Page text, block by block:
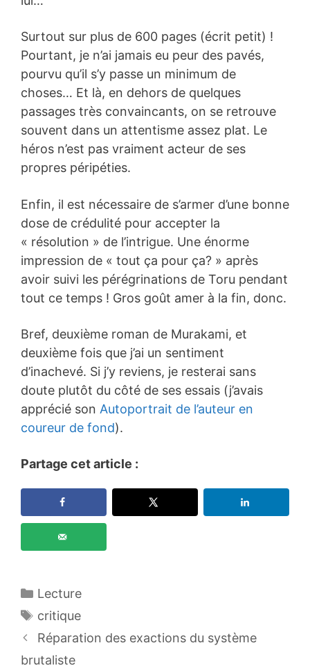
Surtout sur plus de 600 pages (écrit petit) !
Pourtant, je n’ai jamais eu peur des pavés,
pourvu qu’il s’y passe un minimum de
choses… Et là, en dehors de quelques
passages très convaincants, on se retrouve
souvent dans un attentisme assez plat. Le
héros n’est pas vraiment acteur de ses
propres péripéties.
Enfin, il est nécessaire de s’armer d’une bonne
dose de crédulité pour accepter la
« résolution » de l’intrigue. Une énorme
impression de « tout ça pour ça? » après
avoir suivi les pérégrinations de Toru pendant
tout ce temps ! Gros goût amer à la fin, donc.
Bref, deuxième roman de Murakami, et
deuxième fois que j’ai un sentiment
d’inachevé. Si j’y reviens, je resterai sans
doute plutôt du côté de ses essais (j’avais
apprécié son Autoportrait de l’auteur en
coureur de fond).
Partage cet article :
Catégories
Lecture
Étiquettes
critique
Réparation des exactions du système
brutaliste